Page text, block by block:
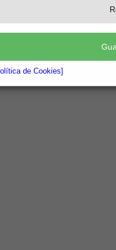
de Cookies]
Inscripción de la defunción en el
la información que pueda